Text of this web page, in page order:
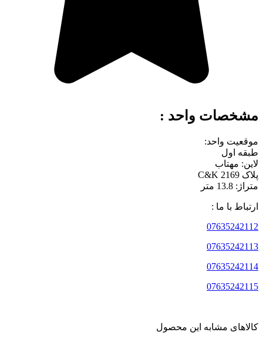
مشخصات واحد :
موقعیت واحد:
طبقه اول
لاین: مهتاب
پلاک 2169 C&K
متراژ: 13.8 متر
ارتباط با ما :
07635242112
07635242113
07635242114
07635242115
کالاهای مشابه این محصول